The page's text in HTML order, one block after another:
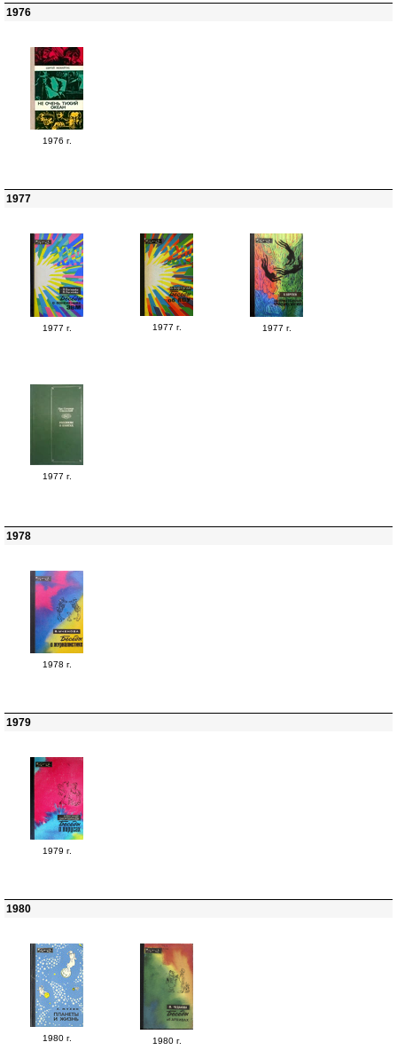
1976
1976 г.
1977
1977 г. 1977 г. 1977 г.
1977 г.
1978
1978 г.
1979
1979 г.
1980
1980 г. 1980 г.